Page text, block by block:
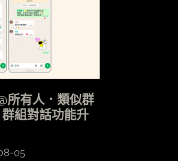
所有人．類似群
組對話功能升
05